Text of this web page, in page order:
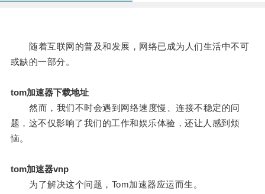
随着互联网的普及和发展，网络已成为人们生活中不可
或缺的一部分。
tom加速器下载地址
然而，我们不时会遇到网络速度慢、连接不稳定的问
题，这不仅影响了我们的工作和娱乐体验，还让人感到烦
恼。
tom加速器vnp
为了解决这个问题，Tom加速器应运而生。